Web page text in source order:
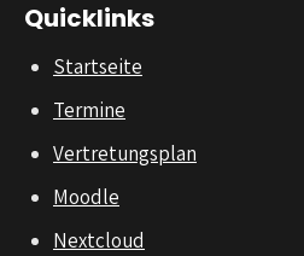
Quicklinks
Startseite
Termine
Vertretungsplan
Moodle
Nextcloud